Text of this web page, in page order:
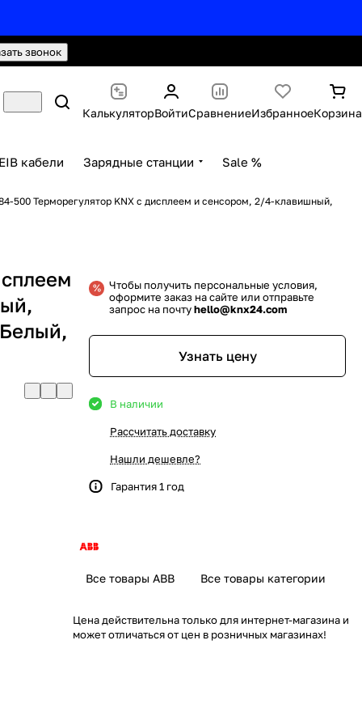
звонок
КалькуляторВойтиСравнениеИзбранноеКорзина
кабели Зарядные станции Sale %
500 Терморегулятор KNX с дисплеем и сенсором, 2/4-клавишный,
Чтобы получить персональные условия,
оформите заказ на сайте или отправьте
запрос на почтуhello@knx24.com
Узнать цену
В наличии
Рассчитать доставку
Нашли дешевле?
Гарантия 1 год
Все товары ABB Все товары категории
Цена действительна только для интернет-магазина и
может отличаться от цен в розничных магазинах!